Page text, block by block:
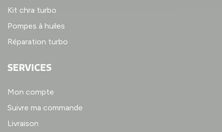
Kit chra turbo
Pompes à huiles
Réparation turbo
SERVICES
Mon compte
Suivre ma commande
Livraison